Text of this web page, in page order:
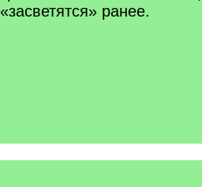
«засветятся» ранее.